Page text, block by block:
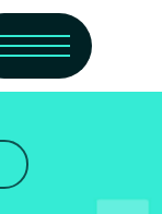
Menu